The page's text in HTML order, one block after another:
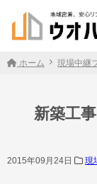
ホーム 現場中継
新築工
2015年09月24日 現